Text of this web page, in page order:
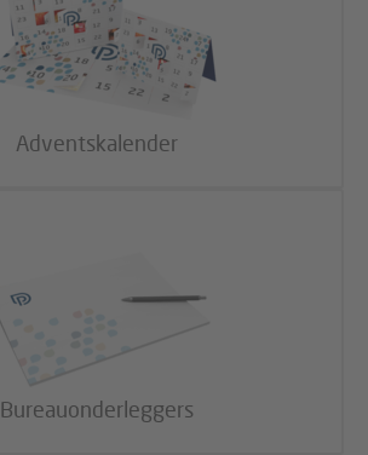
Adventskalender
Bureauonderleggers